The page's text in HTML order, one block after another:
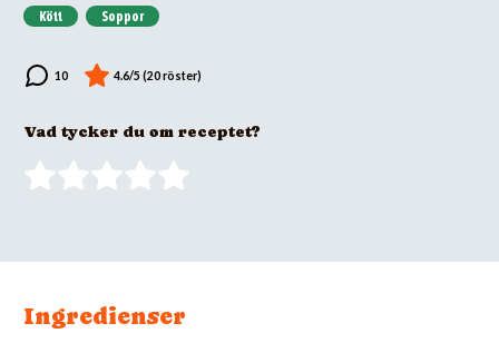
Kött Soppor
Vad tycker du om receptet?
Ingredienser